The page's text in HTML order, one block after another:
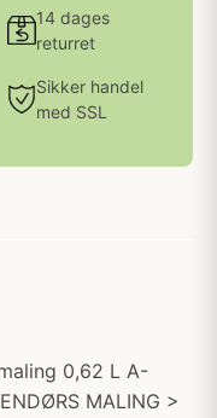
14 dages
returret
Sikker handel
med SSL
0,62 L A-
MALING >